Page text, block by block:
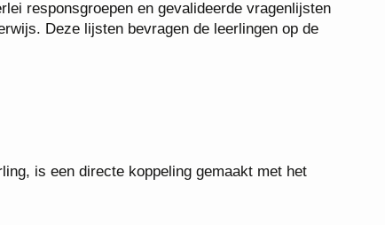
responsgroepen en gevalideerde vragenlijsten
Deze lijsten bevragen de leerlingen op de
is een directe koppeling gemaakt met het